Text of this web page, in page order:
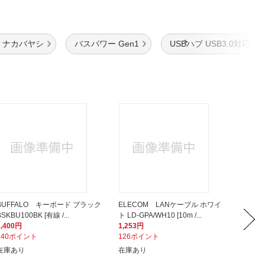
ナカバヤシ バスパワー Gen1 USBハブ USB3.0対応
キーボード ブラック
[有線 /...
円
ポイント
庫あり
ELECOM LANケーブル ホワイ
ト LD-GPA/WH10 [10m /...
1,253円
126ポイント
在庫あり
498円